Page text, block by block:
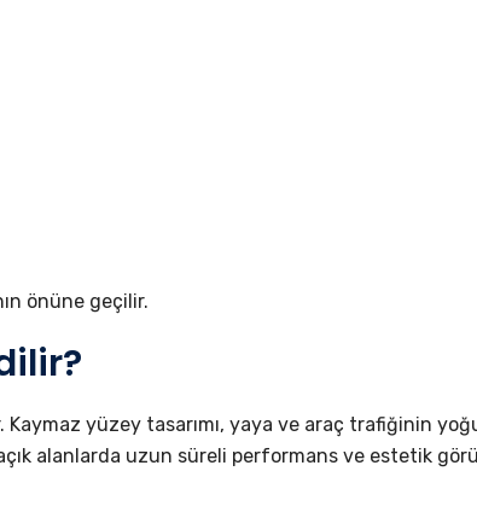
önüne geçilir.
Kaymaz yüzey tasarımı, yaya ve araç trafiğinin
açık alanlarda uzun süreli performans ve estetik